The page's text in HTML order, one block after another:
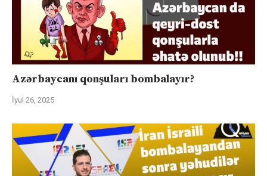
Azərbaycanı qonşuları bombalayır?
İyul 26, 2025